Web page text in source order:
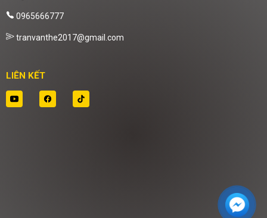
0965666777
tranvanthe2017@gmail.com
LIÊN KẾT